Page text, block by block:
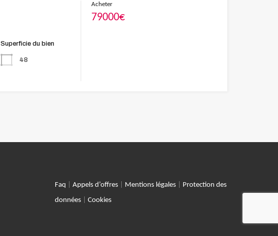
Superficie du bien
48
Acheter
79000€
Faq |Appels d’offres Mentions légales
Protection des
données |Cookies